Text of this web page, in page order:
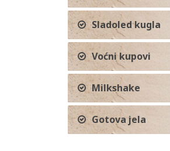
Sladoled kugla
Voćni kupovi
Milkshake
Gotova jela